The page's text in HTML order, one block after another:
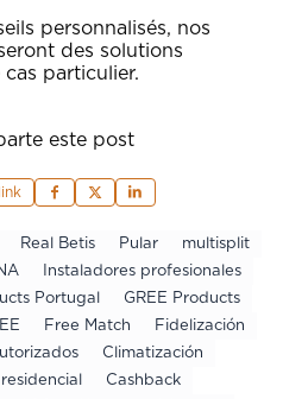
personnalisés, nos
des solutions
particulier.
este post
Real Betis Pular
multisplit
Instaladores profesionales
Portugal
GREE Products
Free Match
Fidelización
Climatización
Cashback